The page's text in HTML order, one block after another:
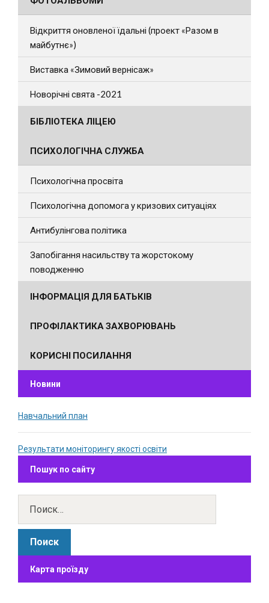
Відкриття оновленої їдальні (проект «Разом в
майбутнє»)
Виставка «Зимовий вернісаж»
Новорічні свята -2021
БІБЛІОТЕКА ЛІЦЕЮ
ПСИХОЛОГІЧНА СЛУЖБА
Психологічна просвіта
Психологічна допомога у кризових ситуаціях
Антибулінгова політика
Запобігання насильству та жорстокому
поводженню
ІНФОРМАЦІЯ ДЛЯ БАТЬКІВ
ПРОФІЛАКТИКА ЗАХВОРЮВАНЬ
КОРИСНІ ПОСИЛАННЯ
Новини
Навчальний план
Результати моніторингу якості освіти
Пошук по сайту
Карта проїзду